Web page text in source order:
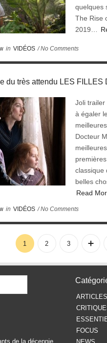
quelques
The Rise
2019…
in VIDÉOS / No Comments
du très attendu LES
Joli trailer
à égaler
Docteur
classique
belles
Read
in VIDÉOS / No Comments
1 2 3
de la décennie
ARTICLES
FOCUS